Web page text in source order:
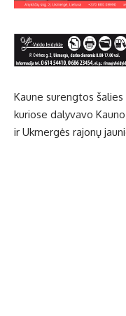
Kaune surengtos
kuriose dalyvavo
ir Ukmergės rajonų